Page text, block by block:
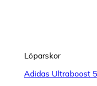
Löparskor
Adidas Ultraboost